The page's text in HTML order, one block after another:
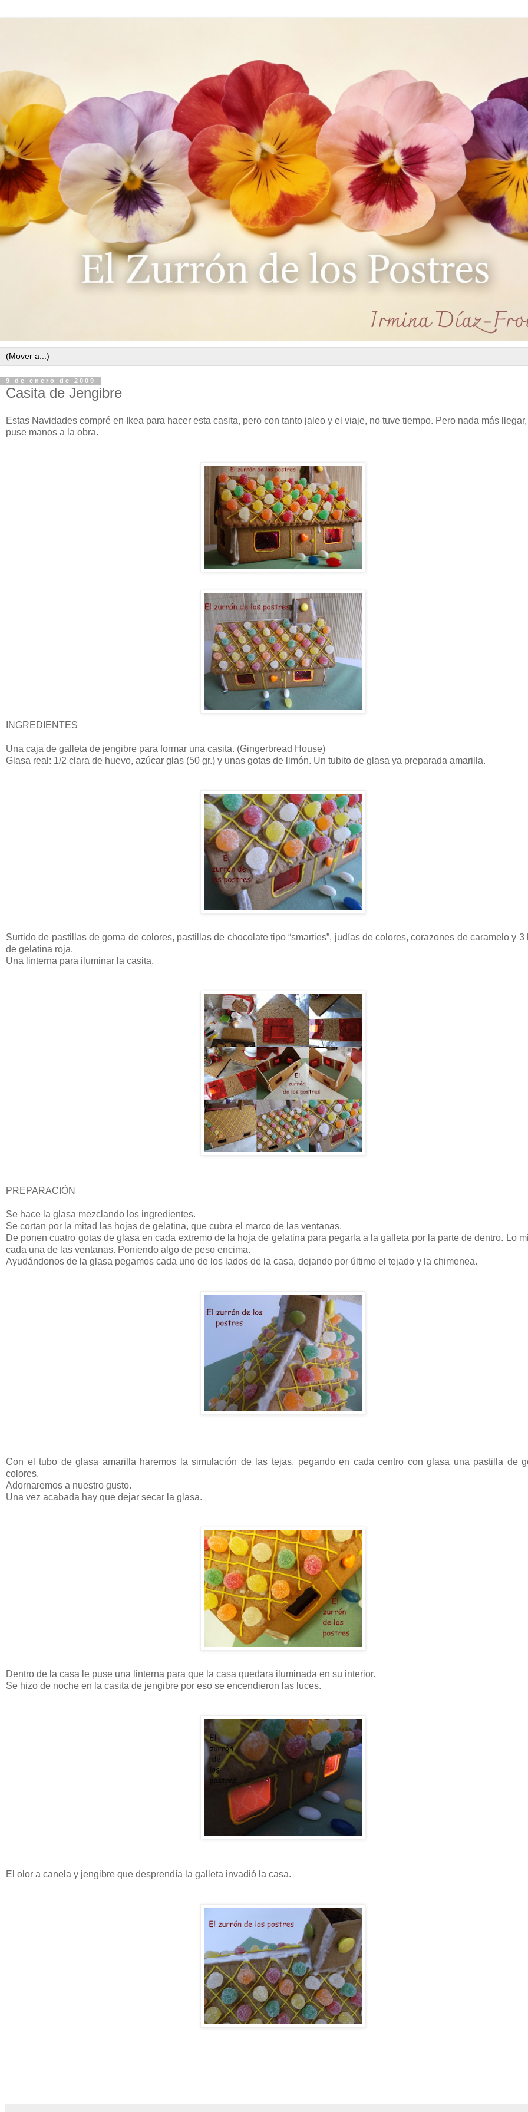
9 de enero de 2009
Casita de Jengibre
Estas Navidades compré en Ikea para hacer esta casita, pero con tanto jaleo y el viaje, no tuve tiempo. Pero nada más
puse manos a la obra.
INGREDIENTES
Una caja de galleta de jengibre para formar una casita. (Gingerbread House)
Glasa real: 1/2 clara de huevo, azúcar glas (50 gr.) y unas gotas de limón. Un tubito de glasa ya preparada amarilla.
Surtido de pastillas de goma de colores, pastillas de chocolate tipo “smarties”, judías de colores, corazones de caramelo y 3
de gelatina roja.
Una linterna para iluminar la casita.
PREPARACIÓN
Se hace la glasa mezclando los ingredientes.
Se cortan por la mitad las hojas de gelatina, que cubra el marco de las ventanas.
De ponen cuatro gotas de glasa en cada extremo de la hoja de gelatina para pegarla a la galleta por la parte de dentro. Lo
cada una de las ventanas. Poniendo algo de peso encima.
Ayudándonos de la glasa pegamos cada uno de los lados de la casa, dejando por último el tejado y la chimenea.
Con el tubo de glasa amarilla haremos la simulación de las tejas, pegando en cada centro con glasa una pastilla de
colores.
Adornaremos a nuestro gusto.
Una vez acabada hay que dejar secar la glasa.
Dentro de la casa le puse una linterna para que la casa quedara iluminada en su interior.
Se hizo de noche en la casita de jengibre por eso se encendieron las luces.
El olor a canela y jengibre que desprendía la galleta invadió la casa.